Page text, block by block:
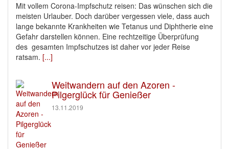
Mit vollem Corona-Impfschutz reisen: Das wünschen sich die
meisten Urlauber. Doch darüber vergessen viele, dass auch
lange bekannte Krankheiten wie Tetanus und Diphtherie eine
Gefahr darstellen können. Eine rechtzeitige Überprüfung
des gesamten Impfschutzes ist daher vor jeder Reise
ratsam. [...]
Weitwandern auf den Azoren -
Pilgerglück für Genießer
13.11.2019